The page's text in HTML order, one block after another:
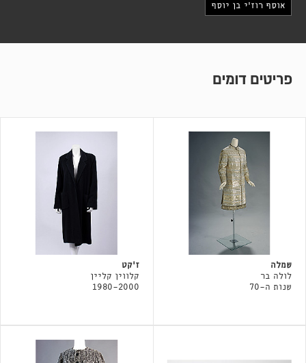
אוסף רוז׳י בן יוסף
פריטים דומים
שמלה
לולה בר
שנות ה-70
ז׳קט
קלווין קליין
1980-2000